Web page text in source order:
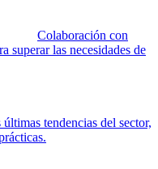
Colaboración con
superar las necesidades de
últimas tendencias del sector,